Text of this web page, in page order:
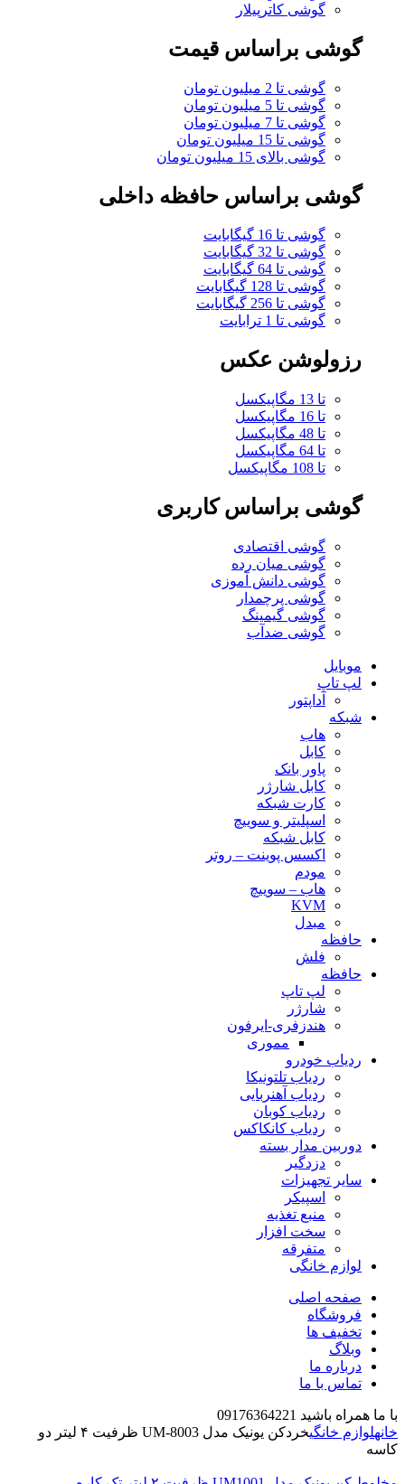
گوشی کاترپیلار
گوشی براساس قیمت
گوشی تا 2 میلیون تومان
گوشی تا 5 میلیون تومان
گوشی تا 7 میلیون تومان
گوشی تا 15 میلیون تومان
گوشی بالای 15 میلیون تومان
گوشی براساس حافظه داخلی
گوشی تا 16 گیگابایت
گوشی تا 32 گیگابایت
گوشی تا 64 گیگابایت
گوشی تا 128 گیگابایت
گوشی تا 256 گیگابایت
گوشی تا 1 ترابایت
رزولوشن عکس
تا 13 مگاپیکسل
تا 16 مگاپیکسل
تا 48 مگاپیکسل
تا 64 مگاپیکسل
تا 108 مگاپیکسل
گوشی براساس کاربری
گوشی اقتصادی
گوشی میان رده
گوشی دانش آموزی
گوشی پرچمدار
گوشی گیمینگ
گوشی ضدآب
موبایل
لپ تاپ
آداپتور
شبکه
هاب
کابل
پاور بانک
کابل شارژر
کارت شبکه
اسپلیتر و سوییچ
کابل شبکه
اکسس پوینت – روتر
مودم
هاب – سوییچ
KVM
مبدل
حافظه
فلش
حافظه
لپ تاپ
شارژر
هندزفری-ایرفون
مموری
ردیاب خودرو
ردیاب تلتونیکا
ردیاب آهنربایی
ردیاب کوبان
ردیاب کانکاکس
دوربین مدار بسته
دزدگیر
سایر تجهیزات
اسپیکر
منبع تغذیه
سخت افزار
متفرقه
لوازم خانگی
صفحه اصلی
فروشگاه
تخفیف ها
وبلاگ
درباره ما
تماس با ما
با ما همراه باشید 09176364221
خانهلوازم خانگی
خردکن یونیک مدل UM-8003 ظرفیت ۴ لیتر دو
کاسه